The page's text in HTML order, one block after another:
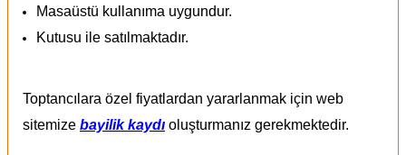
Masaüstü kullanıma uygundur.
Kutusu ile satılmaktadır.
Toptancılara özel fiyatlardan yararlanmak için web
sitemize bayilik kaydı oluşturmanız gerekmektedir.